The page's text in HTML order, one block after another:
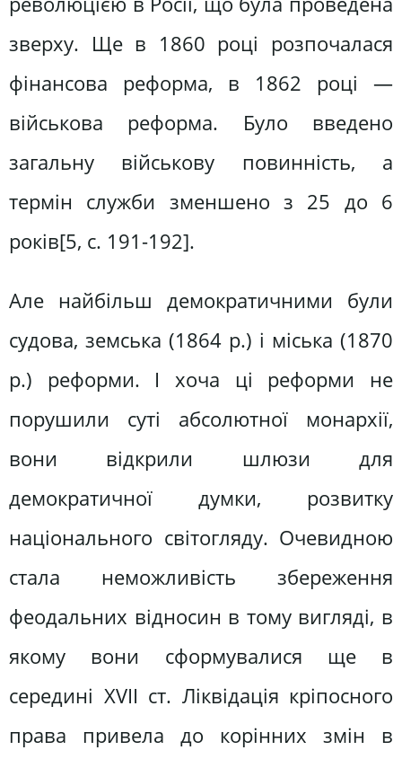
зверху. Ще в 1860 році розпочалася
фінансова реформа, в 1862 році —
військова реформа. Було введено
загальну військову повинність, а
термін служби зменшено з 25 до 6
років[5, c. 191-192].
Але найбільш демократичними були
судова, земська (1864 р.) і міська (1870
р.) реформи. І хоча ці реформи не
порушили суті абсолютної монархії,
вони відкрили шлюзи для
демократичної думки, розвитку
національного світогляду. Очевидною
стала неможливість збереження
феодальних відносин в тому вигляді, в
якому вони сформувалися ще в
середині XVII ст. Ліквідація кріпосного
права привела до корінних змін в